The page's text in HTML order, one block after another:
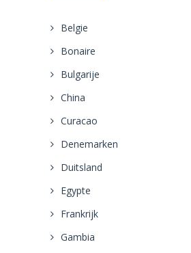
Belgie
Bonaire
Bulgarije
China
Curacao
Denemarken
Duitsland
Egypte
Frankrijk
Gambia